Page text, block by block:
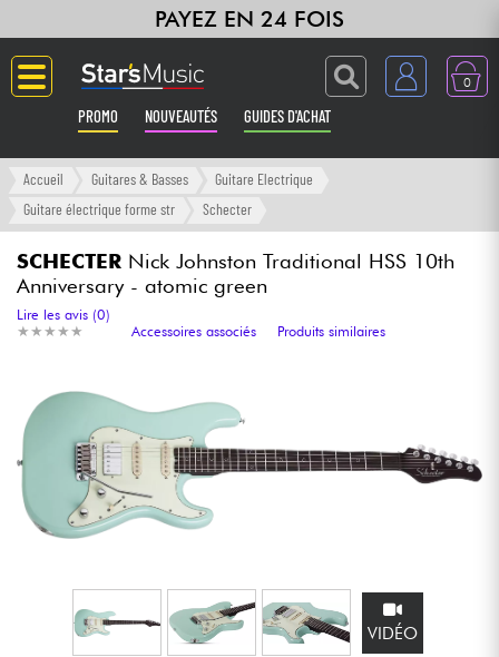
PAYEZ EN 24 FOIS
0
PROMO NOUVEAUTÉS GUIDES D'ACHAT
Langue
Amplis & Effets
Synthés & Sampleurs
Home Studio
Casques
DJ
Accueil Guitares & Basses
Guitare Electrique
Guitare électrique forme str
Schecter
SCHECTER Nick Johnston Traditional HSS 10th
Anniversary - atomic green
★ ★ ★ ★ ★
★ ★ ★ ★ ★
Lire les avis (0)
Accessoires associés
Produits similaires
VIDÉO